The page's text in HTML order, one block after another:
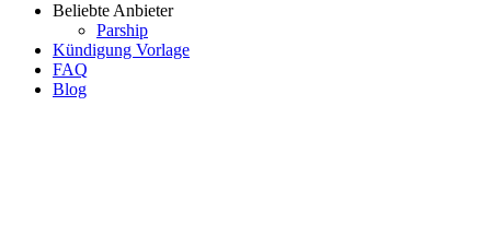
Beliebte Anbieter
Parship
Kündigung Vorlage
FAQ
Blog